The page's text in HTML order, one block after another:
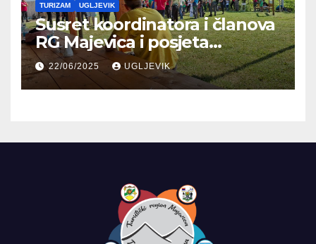
TURIZAM
UGLJEVIK
Susret koordinatora i članova
RG Majevica i posjeta
Planinarskom domu
22/06/2025 UGLJEVIK